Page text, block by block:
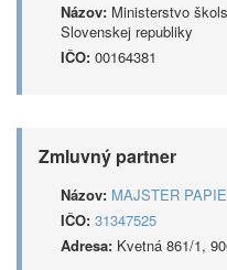
Názov: Ministerstvo
Slovenskej republiky
IČO: 00164381
Zmluvný partner
Názov: MAJSTER
IČO: 31347525
Adresa: Kvetná 861/1,